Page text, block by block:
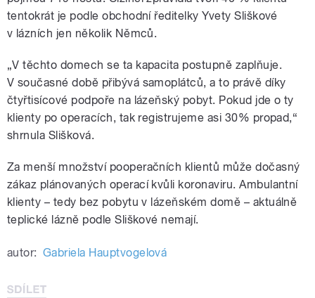
tentokrát je podle obchodní ředitelky Yvety Sliškové
v lázních jen několik Němců.
„V těchto domech se ta kapacita postupně zaplňuje.
V současné době přibývá samoplátců, a to právě díky
čtyřtisícové podpoře na lázeňský pobyt. Pokud jde o ty
klienty po operacích, tak registrujeme asi 30% propad,“
shrnula Slišková.
Za menší množství pooperačních klientů může dočasný
zákaz plánovaných operací kvůli koronaviru. Ambulantní
klienty – tedy bez pobytu v lázeňském domě – aktuálně
teplické lázně podle Sliškové nemají.
autor: Gabriela Hauptvogelová